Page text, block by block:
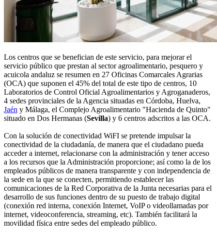
Los centros que se benefician de este servicio, para mejorar el
servicio público que prestan al sector agroalimentario, pesquero y
acuicola andaluz se resumen en 27 Oficinas Comarcales Agrarias
(OCA) que suponen el 45% del total de este tipo de centros, 10
Laboratorios de Control Oficial Agroalimentarios y Agroganaderos,
4 sedes provinciales de la Agencia situadas en Córdoba, Huelva,
Jaén y Málaga, el Complejo Agroalimentario "Hacienda de Quinto"
situado en Dos Hermanas (Sevilla) y 6 centros adscritos a las OCA.
Con la solución de conectividad WiFI se pretende impulsar la
conectividad de la ciudadanía, de manera que el ciudadano pueda
acceder a internet, relacionarse con la administración y tener acceso
a los recursos que la Administración proporcione; así como la de los
empleados públicos de manera transparente y con independencia de
la sede en la que se conecten, permitiendo establecer las
comunicaciones de la Red Corporativa de la Junta necesarias para el
desarrollo de sus funciones dentro de su puesto de trabajo digital
(conexión red interna, conexión Internet, VoIP o videollamadas por
internet, videoconferencia, streaming, etc). También facilitará la
movilidad física entre sedes del empleado público.